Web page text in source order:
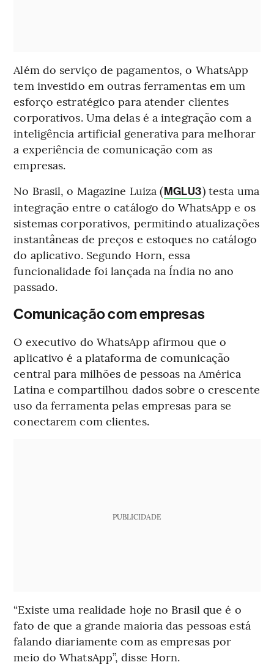
Além do serviço de pagamentos, o WhatsApp
tem investido em outras ferramentas em um
esforço estratégico para atender clientes
corporativos. Uma delas é a integração com a
inteligência artificial generativa para melhorar
a experiência de comunicação com as
empresas.
No Brasil, o Magazine Luiza (MGLU3) testa uma
integração entre o catálogo do WhatsApp e os
sistemas corporativos, permitindo atualizações
instantâneas de preços e estoques no catálogo
do aplicativo. Segundo Horn, essa
funcionalidade foi lançada na Índia no ano
passado.
Comunicação com empresas
O executivo do WhatsApp afirmou que o
aplicativo é a plataforma de comunicação
central para milhões de pessoas na América
Latina e compartilhou dados sobre o crescente
uso da ferramenta pelas empresas para se
conectarem com clientes.
PUBLICIDADE
“Existe uma realidade hoje no Brasil que é o
fato de que a grande maioria das pessoas está
falando diariamente com as empresas por
meio do WhatsApp”, disse Horn.